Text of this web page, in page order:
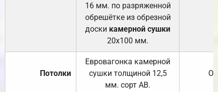
16 мм. по разряженной
обрешётке из обрезной
доски камерной сушки
20х100 мм.
Потолки
Евровагонка камерной
сушки толщиной 12,5
мм. сорт АВ.